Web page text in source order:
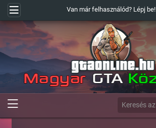
Van már felhasználód? Lépj be!